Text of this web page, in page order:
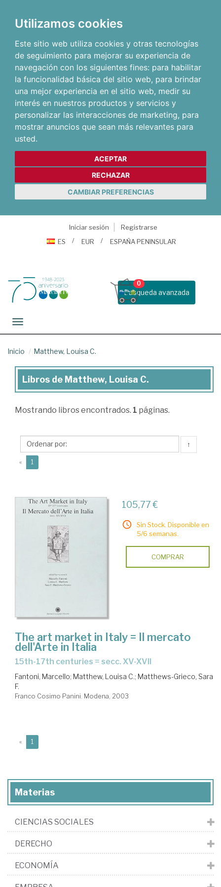
Utilizamos cookies
Este sitio web utiliza cookies y otras tecnologías
de seguimiento para mejorar su experiencia de
navegación con los siguientes fines: para habilitar
la funcionalidad básica del sitio web, para brindar
una mejor experiencia en el sitio web, medir su
interés en nuestros productos y servicios y
personalizar las interacciones de marketing, para
mostrar anuncios que sean más relevantes para
usted.
ACEPTAR
RECHAZAR
CAMBIAR PREFERENCIAS
Iniciar sesión
Registrarse
ES
EUR ESPAÑA PENINSULAR
Busqueda avanzada
0
Toggle navigation
Inicio Matthew, Louisa C.
Libros
Matthew,
Libros de Matthew, Louisa C.
Mostrando libros encontrados. 1 páginas.
↑
« 1
105,77 €
Sin Stock. Disponible en
5/6 semanas.
COMPRAR
The art market in Italy = Il mercato
dell'Arte in Italia
15th-17th centuries = secc. XV-XVII
Fantoni, Marcello; Matthew, Louisa C.; Matthews-Grieco, Sara
F.
Franco Cosimo Panini. Modena, 2003
« 1
Materias
CIENCIAS SOCIALES
DERECHO
ECONOMÍA